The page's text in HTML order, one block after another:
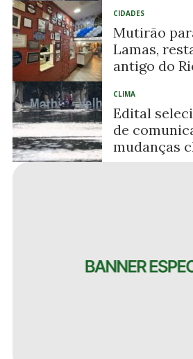
CIDADES
Mutirão
Lamas,
antigo do
CLIMA
Edital
de
mudanças